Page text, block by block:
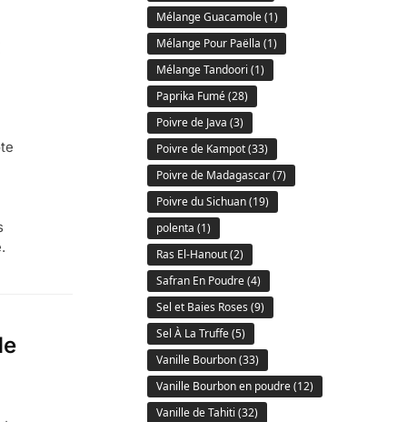
Mélange Guacamole(1)
Mélange Pour Paëlla (1)
Mélange Tandoori (1)
Paprika Fumé(28)
Poivre de Java (3)
Poivre de Kampot(33)
Poivre de Madagascar(7)
Poivre du Sichuan(19)
polenta (1)
Ras El-Hanout(2)
Safran En Poudre(4)
Sel et Baies Roses (9)
Sel À La Truffe(5)
Vanille Bourbon(33)
Vanille Bourbon en poudre(12)
Vanille de Tahiti (32)